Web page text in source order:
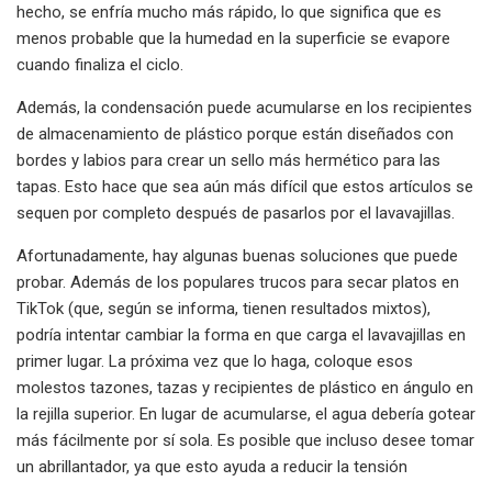
hecho, se enfría mucho más rápido, lo que significa que es
menos probable que la humedad en la superficie se evapore
cuando finaliza el ciclo.
Además, la condensación puede acumularse en los recipientes
de almacenamiento de plástico porque están diseñados con
bordes y labios para crear un sello más hermético para las
tapas. Esto hace que sea aún más difícil que estos artículos se
sequen por completo después de pasarlos por el lavavajillas.
Afortunadamente, hay algunas buenas soluciones que puede
probar. Además de los populares trucos para secar platos en
TikTok (que, según se informa, tienen resultados mixtos),
podría intentar cambiar la forma en que carga el lavavajillas en
primer lugar. La próxima vez que lo haga, coloque esos
molestos tazones, tazas y recipientes de plástico en ángulo en
la rejilla superior. En lugar de acumularse, el agua debería gotear
más fácilmente por sí sola. Es posible que incluso desee tomar
un abrillantador, ya que esto ayuda a reducir la tensión